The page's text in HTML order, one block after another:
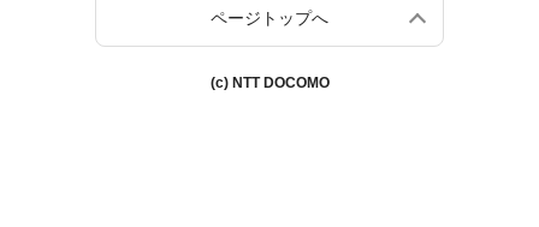
ページトップへ
(c) NTT DOCOMO